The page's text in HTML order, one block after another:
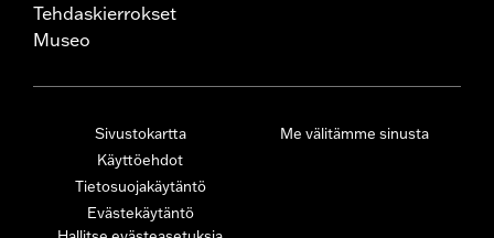
Tehdaskierrokset
Museo
Sivustokartta
Käyttöehdot
Tietosuojakäytäntö
Evästekäytäntö
Me välitämme sinusta